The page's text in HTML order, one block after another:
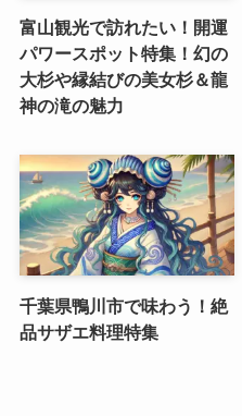
富山観光で訪れたい！開運
パワースポット特集！幻の
大杉や縁結びの美女杉＆龍
神の滝の魅力
千葉県鴨川市で味わう！絶
品サザエ料理特集